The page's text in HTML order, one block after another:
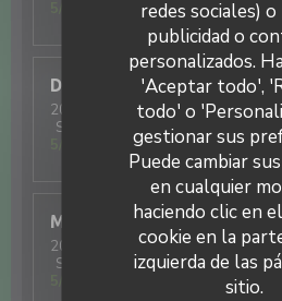
redes sociales)
publicidad o
personalizados.
'Aceptar todo',
todo' o
gestionar sus
Puede cambiar
en cualquier
haciendo clic en
cookie en la
izquierda de las
sitio.
Dominique
C
2026-03-04
- 12:00 - Invitados 2
Servicio
Ambiente : Menú :
Marieclaude C
2026-01-09
- 12:00 - Invitados 4
Servicio
/5 Ambiente :5/5 Menú:
La Tablée